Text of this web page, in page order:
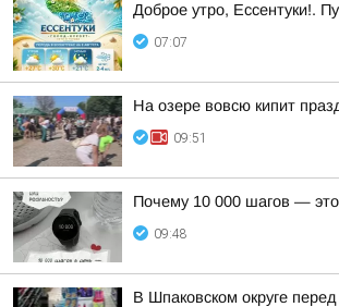
Доброе утро, Ессентуки!.
07:07
На озере вовсю кипит
09:51
Почему 10 000 шагов —
09:48
В Шпаковском округе